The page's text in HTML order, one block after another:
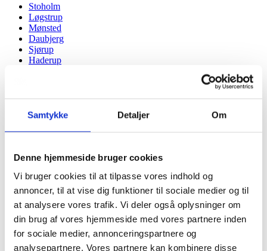
Samtykke Detaljer Om
Denne hjemmeside bruger cookies
Vi bruger cookies til at tilpasse vores indhold og
annoncer, til at vise dig funktioner til sociale medier og til
at analysere vores trafik. Vi deler også oplysninger om
din brug af vores hjemmeside med vores partnere inden
for sociale medier, annonceringspartnere og
analysepartnere. Vores partnere kan kombinere disse
Stoholm
Løgstrup
Mønsted
Daubjerg
Sjørup
Haderup
Sparkær
Forside -
2025
2023
2022
2021